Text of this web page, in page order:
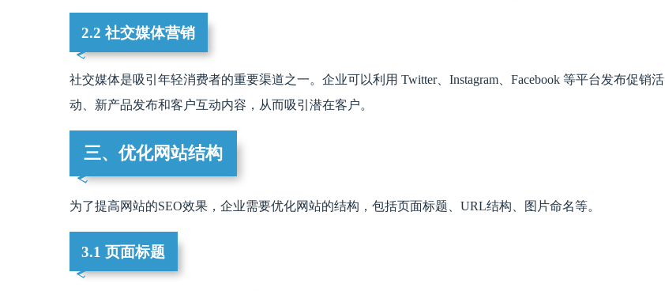
2.2 社交媒体营销
社交媒体是吸引年轻消费者的重要渠道之一。企业可以利用 Twitter、Instagram、Facebook 等平台发布促销活
动、新产品发布和客户互动内容，从而吸引潜在客户。
三、优化网站结构
为了提高网站的SEO效果，企业需要优化网站的结构，包括页面标题、URL结构、图片命名等。
3.1 页面标题